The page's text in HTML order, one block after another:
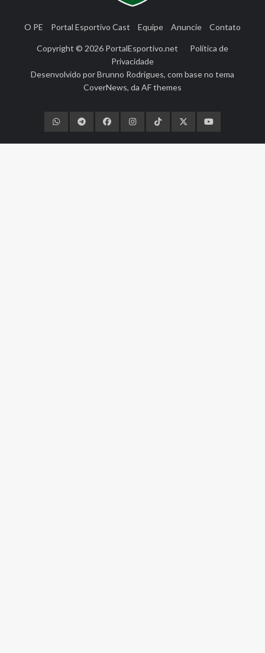
O PE Portal Esportivo Cast Equipe Anuncie Contato
Copyright © 2026 PortalEsportivo.net
Política de
Privacidade
Desenvolvido porBrunno Rodrigues, com base no tema
CoverNews, da AF themes